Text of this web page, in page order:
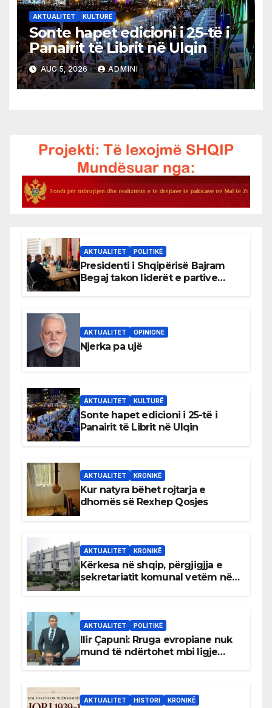
AKTUALITET KULTURË
Sonte hapet edicioni i 25-të i
Panairit të Librit në Ulqin
AUG 5, 2026 ADMINI
AKTUALITET POLITIKË
Presidenti i Shqipërisë Bajram
Begaj takon liderët e partive
AKTUALITET OPINIONE
Njerka pa ujë
AKTUALITET KULTURË
Sonte hapet edicioni i 25-të i
Panairit të Librit në Ulqin
AKTUALITET KRONIKË
Kur natyra bëhet rojtarja e
dhomës së Rexhep Qosjes
AKTUALITET KRONIKË
Kërkesa në shqip, përgjigjja e
sekretariatit komunal vetëm në
AKTUALITET POLITIKË
Ilir Çapuni: Rruga evropiane nuk
mund të ndërtohet mbi ligje
AKTUALITET HISTORI KRONIKË